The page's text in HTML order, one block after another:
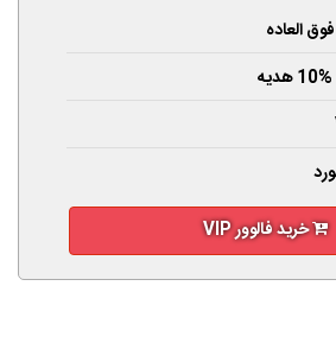
العاده
خرید فالوور VIP